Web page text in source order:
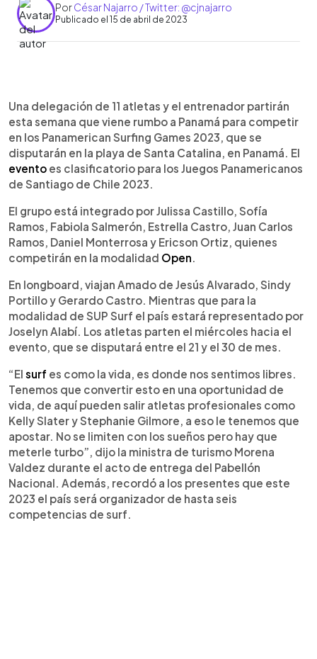
PorCésar Najarro / Twitter: @cjnajarro
Publicado el 15 de abril de 2023
► Escuchar artículo
Una delegación de 11 atletas y el entrenador partirán
esta semana que viene rumbo a Panamá para competir
en los Panamerican Surfing Games 2023, que se
disputarán en la playa de Santa Catalina, en Panamá. El
evento es clasificatorio para los Juegos Panamericanos
de Santiago de Chile 2023.
El grupo está integrado por Julissa Castillo, Sofía
Ramos, Fabiola Salmerón, Estrella Castro, Juan Carlos
Ramos, Daniel Monterrosa y Ericson Ortiz, quienes
competirán en la modalidad Open
En longboard, viajan Amado de Jesús Alvarado, Sindy
Portillo y Gerardo Castro. Mientras que para la
modalidad de SUP Surf el país estará representado por
Joselyn Alabí. Los atletas parten el miércoles hacia el
evento, que se disputará entre el 21 y el 30 de mes.
“El surf es como la vida, es donde nos sentimos libres.
Tenemos que convertir esto en una oportunidad de
vida, de aquí pueden salir atletas profesionales como
Kelly Slater y Stephanie Gilmore, a eso le tenemos que
apostar. No se limiten con los sueños pero hay que
meterle turbo”, dijo la ministra de turismo Morena
Valdez durante el acto de entrega del Pabellón
Nacional. Además, recordó a los presentes que este
2023 el país será organizador de hasta seis
competencias de surf.